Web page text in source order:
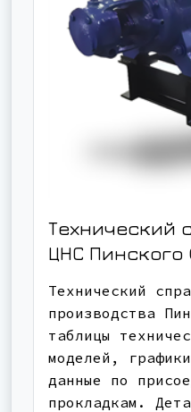
Технический
ЦНС Пинского
Технический
производства
таблицы
моделей,
данные по
прокладкам.